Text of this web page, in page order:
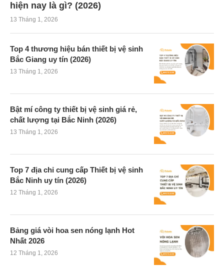
hiện nay là gì? (2026)
13 Tháng 1, 2026
Top 4 thương hiệu bán thiết bị vệ sinh
Bắc Giang uy tín (2026)
13 Tháng 1, 2026
Bật mí công ty thiết bị vệ sinh giá rẻ,
chất lượng tại Bắc Ninh (2026)
13 Tháng 1, 2026
Top 7 địa chỉ cung cấp Thiết bị vệ sinh
Bắc Ninh uy tín (2026)
12 Tháng 1, 2026
Bảng giá vòi hoa sen nóng lạnh Hot
Nhất 2026
12 Tháng 1, 2026